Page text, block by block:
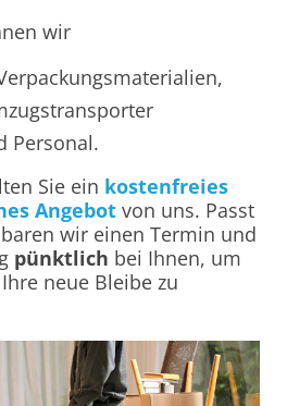
wir
Personal.
Sie ein kostenfreies
Angebot von uns. Passt
wir einen Termin und
pünktlich bei Ihnen, um
neue Bleibe zu